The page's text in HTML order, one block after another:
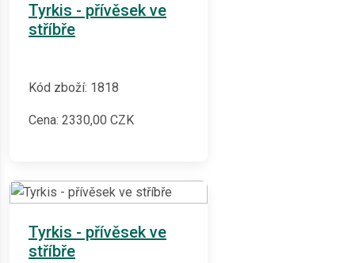
Tyrkis - přívěsek ve
stříbře
Kód zboží: 1818
Cena: 2330,00 CZK
Tyrkis - přívěsek ve
stříbře